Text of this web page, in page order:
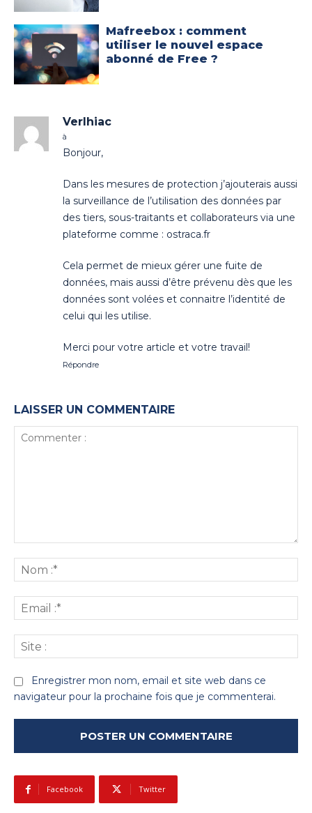
Mafreebox : comment
utiliser le nouvel espace
abonné de Free ?
Verlhiac
à
Bonjour,
Dans les mesures de protection j’ajouterais aussi
la surveillance de l’utilisation des données par
des tiers, sous-traitants et collaborateurs via une
plateforme comme : ostraca.fr
Cela permet de mieux gérer une fuite de
données, mais aussi d’être prévenu dès que les
données sont volées et connaitre l’identité de
celui qui les utilise.
Merci pour votre article et votre travail!
Répondre
LAISSER UN COMMENTAIRE
:*
:*
:
Enregistrer mon nom, email et site web dans ce
navigateur pour la prochaine fois que je commenterai.
Facebook Twitter